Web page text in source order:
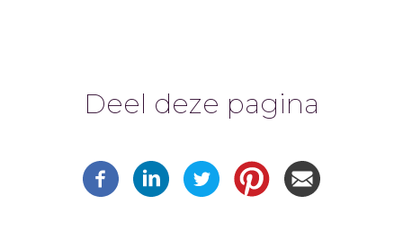
Deel deze pagina